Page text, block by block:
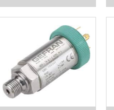
Gefran